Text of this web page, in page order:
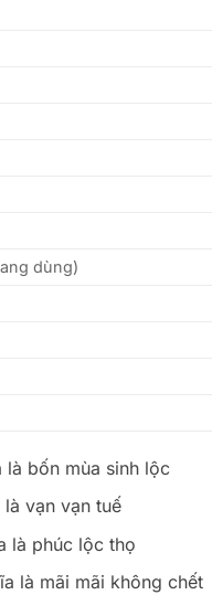
dùng)
bốn mùa sinh lộc
vạn vạn tuế
phúc lộc thọ
là mãi mãi không chết